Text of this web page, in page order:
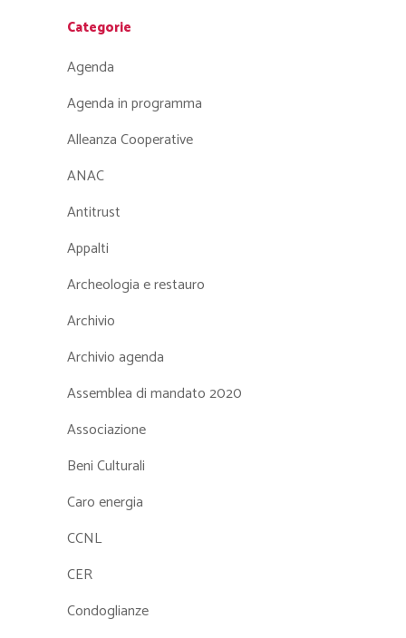
Categorie
Agenda
Agenda in programma
Alleanza Cooperative
ANAC
Antitrust
Appalti
Archeologia e restauro
Archivio
Archivio agenda
Assemblea di mandato 2020
Associazione
Beni Culturali
Caro energia
CCNL
CER
Condoglianze